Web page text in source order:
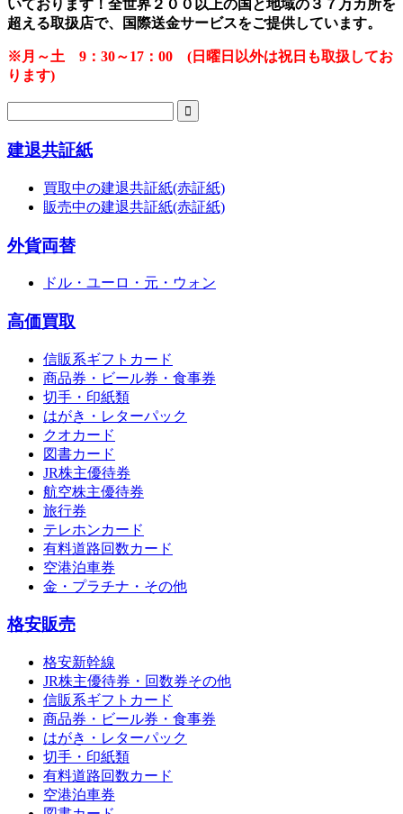
いております！全世界２００以上の国と地域の３７万カ所を
超える取扱店で、国際送金サービスをご提供しています。
※月～土 9：30～17：00 (日曜日以外は祝日も取扱してお
ります)
建退共証紙
買取中の建退共証紙(赤証紙)
販売中の建退共証紙(赤証紙)
外貨両替
ドル・ユーロ・元・ウォン
高価買取
信販系ギフトカード
商品券・ビール券・食事券
切手・印紙類
はがき・レターパック
クオカード
図書カード
JR株主優待券
航空株主優待券
旅行券
テレホンカード
有料道路回数カード
空港泊車券
金・プラチナ・その他
格安販売
格安新幹線
JR株主優待券・回数券その他
信販系ギフトカード
商品券・ビール券・食事券
はがき・レターパック
切手・印紙類
有料道路回数カード
空港泊車券